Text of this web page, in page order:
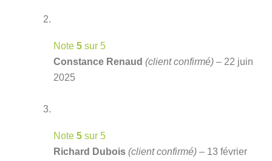
Note 5 sur 5
Constance Renaud (client confirmé) – 22 juin
2025
Note 5 sur 5
Richard Dubois (client confirmé) – 13 février